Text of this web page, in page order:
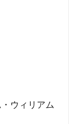
ウィリアム